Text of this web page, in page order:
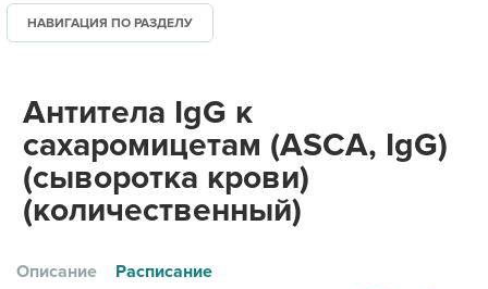
ПАЦИЕНТУ
ПРАВОВАЯ ИНФОРМАЦИЯ
НАВИГАЦИЯ ПО РАЗДЕЛУ
Антитела IgG к
сахаромицетам (ASCA, IgG)
(сыворотка крови)
(количественный)
Описание Расписание